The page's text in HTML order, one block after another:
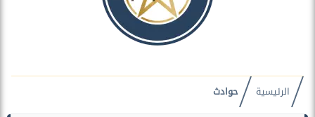
الرئيسية حوادث